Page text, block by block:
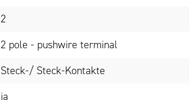
2
2 pole - pushwire terminal
Steck-/ Steck-Kontakte
ja